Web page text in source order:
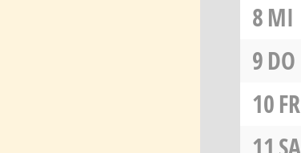
8MI
9DO
10FR